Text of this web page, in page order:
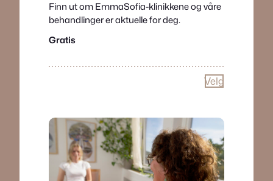
Finn ut om EmmaSofia-klinikkene og våre
behandlinger er aktuelle for deg.
Gratis
Velg